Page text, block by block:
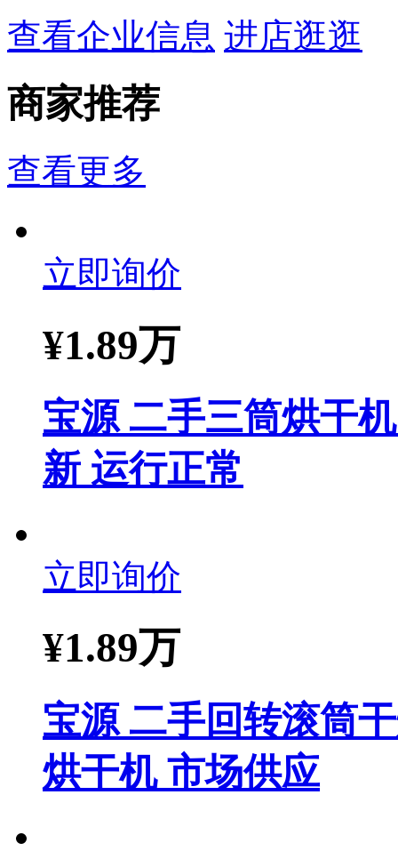
查看企业信息 进店逛逛
商家推荐
查看更多
立即询价
¥1.89万
宝源 二手三筒烘干
新 运行正常
立即询价
¥1.89万
宝源 二手回转滚筒
烘干机 市场供应